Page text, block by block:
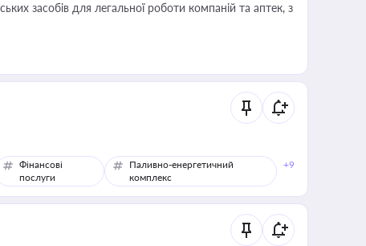
засобів для легальної роботи компаній та аптек, з
Фінансові
послуги
Паливно-енергетичний
комплекс
+9